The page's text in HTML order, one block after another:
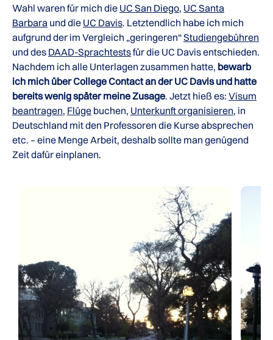
Wahl waren für mich die UC San Diego, UC Santa
Barbara und die UC Davis. Letztendlich habe ich mich
aufgrund der im Vergleich „geringeren“Studiengebühren
und des DAAD-Sprachtestsfür die UC Davis entschieden.
Nachdem ich alle Unterlagen zusammen hatte, bewarb
ich mich über College Contact an der UC Davis und hatte
bereits wenig später meine Zusage. Jetzt hieß es: Visum
beantragen, Flüge buchen, Unterkunft organisieren, in
Deutschland mit den Professoren die Kurse absprechen
etc. – eine Menge Arbeit, deshalb sollte man genügend
Zeit dafür einplanen.